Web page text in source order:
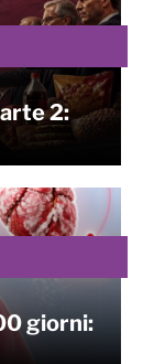
2:
giorni: